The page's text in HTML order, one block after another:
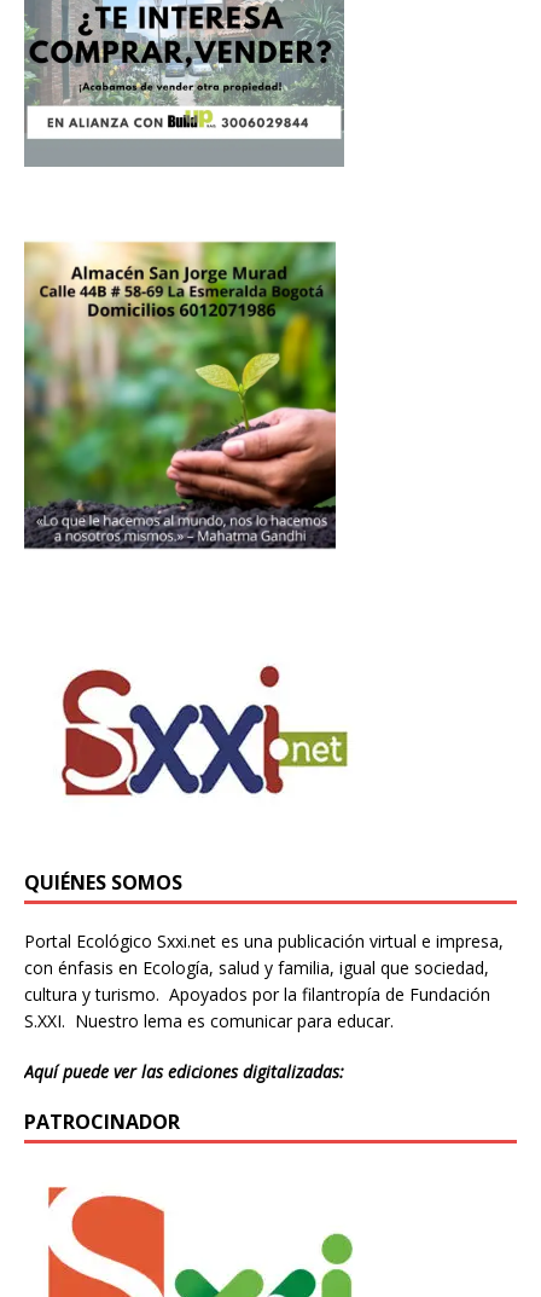
QUIÉNES SOMOS
Portal Ecológico Sxxi.net es una publicación virtual e impresa,
con énfasis en Ecología, salud y familia, igual que sociedad,
cultura y turismo. Apoyados por la filantropía de Fundación
S.XXI. Nuestro lema es comunicar para educar.
Aquí puede ver las ediciones digitalizadas:
PATROCINADOR
$1.00